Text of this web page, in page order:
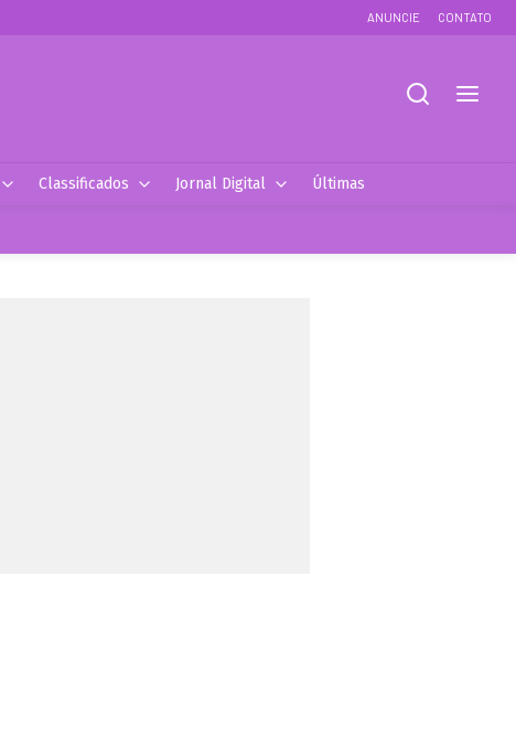
ANUNCIE CONTATO
Classificados Jornal Digital Últimas